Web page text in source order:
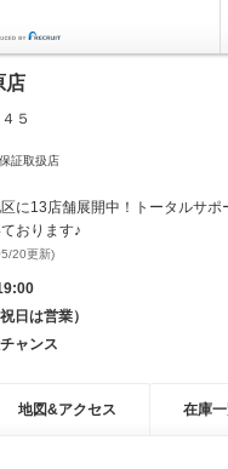
店
５
証取扱店
に13店舗展開中！トータルサ
おります♪
20更新)
日は営業）
ャンス
地図&アクセス 在庫